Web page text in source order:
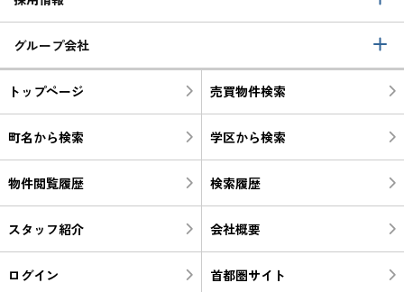
グループ会社
トップページ 売買物件検索
町名から検索 学区から検索
物件閲覧履歴 検索履歴
スタッフ紹介 会社概要
ログイン 首都圏サイト